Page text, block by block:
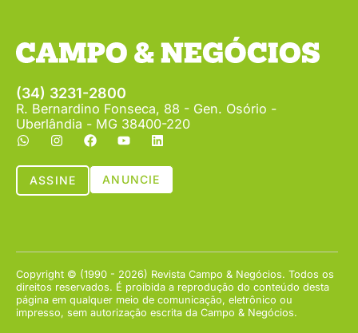
(34) 3231-2800
R. Bernardino Fonseca, 88 - Gen. Osório -
Uberlândia - MG 38400-220
ASSINE ANUNCIE
Copyright © (1990 - 2026) Revista Campo & Negócios. Todos os
direitos reservados. É proibida a reprodução do conteúdo desta
página em qualquer meio de comunicação, eletrônico ou
impresso, sem autorização escrita da Campo & Negócios.